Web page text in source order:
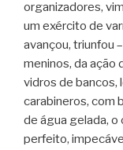
organizadores,
um exército de
avançou, triunfou
meninos, da ação
vidros de bancos,
carabineros, com
de água gelada, o
perfeito,